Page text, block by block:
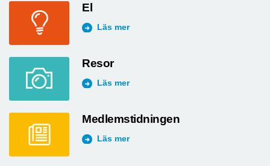
El
Läs mer
Resor
Läs mer
Medlemstidningen
Läs mer